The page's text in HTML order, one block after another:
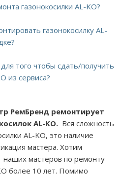
газонокосилки AL-KO?
газонокосилку AL-
того чтобы сдать/получить
из сервиса?
РемБренд ремонтирует
AL-KO. Вся сложность
AL-KO, это наличие
мастера. Хотим
наших мастеров по ремонту
более 10 лет. Помимо